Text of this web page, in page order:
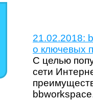
21.02.2018:
о ключевых
С целью
сети